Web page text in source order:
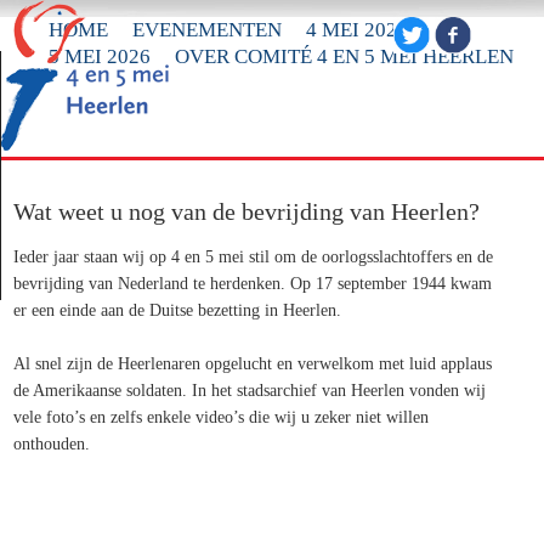
HOME EVENEMENTEN
4 MEI 2026
5 MEI 2026
OVER COMITÉ 4 EN 5 MEI HEERLEN
Wat weet u nog van de bevrijding van Heerlen?
Ieder jaar staan wij op 4 en 5 mei stil om de oorlogsslachtoffers en de
bevrijding van Nederland te herdenken. Op 17 september 1944 kwam
er een einde aan de Duitse bezetting in Heerlen.
Al snel zijn de Heerlenaren opgelucht en verwelkom met luid applaus
de Amerikaanse soldaten. In het stadsarchief van Heerlen vonden wij
vele foto’s en zelfs enkele video’s die wij u zeker niet willen
onthouden.